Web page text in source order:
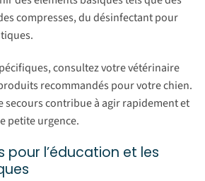
compresses, du désinfectant pour
consultez votre vétérinaire
recommandés pour votre chien.
secours contribue à agir rapidement et
petite urgence.
pour l’éducation et les